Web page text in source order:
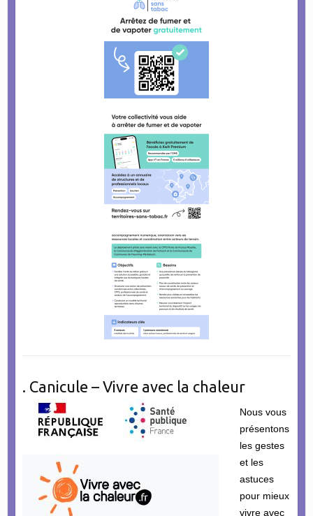
. Canicule – Vivre avec la chaleur
Nous vous
présentons
les gestes
et les
astuces
pour mieux
vivre avec